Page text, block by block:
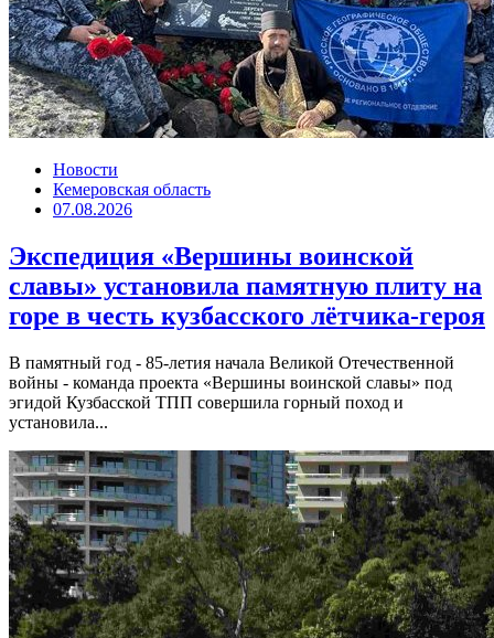
Новости
Кемеровская область
07.08.2026
Экспедиция «Вершины воинской
славы» установила памятную плиту на
горе в честь кузбасского лётчика-героя
В памятный год - 85-летия начала Великой Отечественной
войны - команда проекта «Вершины воинской славы» под
эгидой Кузбасской ТПП совершила горный поход и
установила...